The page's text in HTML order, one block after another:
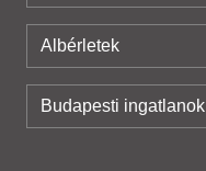
Albérletek
Budapesti ingatlanok